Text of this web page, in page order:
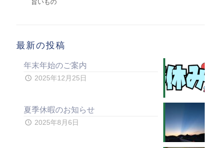
旨いもの
最新の投稿
年末年始のご案内
2025年12月25日
夏季休暇のお知らせ
2025年8月6日